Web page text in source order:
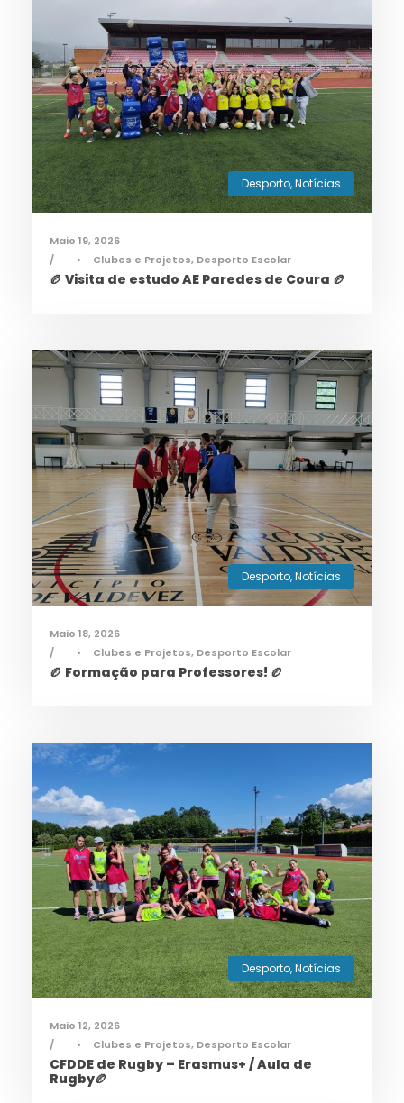
Desporto,Notícias
Maio 19, 2026
•
Clubes e Projetos, Desporto Escolar
🏉 Visita de estudo AE Paredes de Coura 🏉
Desporto,Notícias
Maio 18, 2026
•
Clubes e Projetos, Desporto Escolar
🏉 Formação para Professores! 🏉
Desporto,Notícias
Maio 12, 2026
•
Clubes e Projetos, Desporto Escolar
CFDDE de Rugby – Erasmus+ / Aula de
Rugby🏉